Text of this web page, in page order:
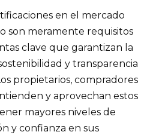
en el mercado
son meramente requisitos
clave que garantizan la
y transparencia
propietarios, compradores
y aprovechan estos
mayores niveles de
y confianza en sus